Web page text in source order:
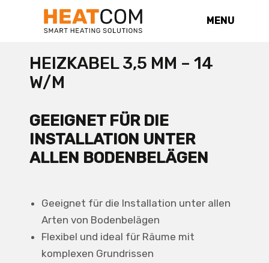
MENU
HEIZKABEL 3,5 MM – 14
W/M
GEEIGNET FÜR DIE
INSTALLATION UNTER
ALLEN BODENBELÄGEN
Geeignet für die Installation unter allen
Arten von Bodenbelägen
Flexibel und ideal für Räume mit
komplexen Grundrissen